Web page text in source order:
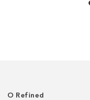
О Refined